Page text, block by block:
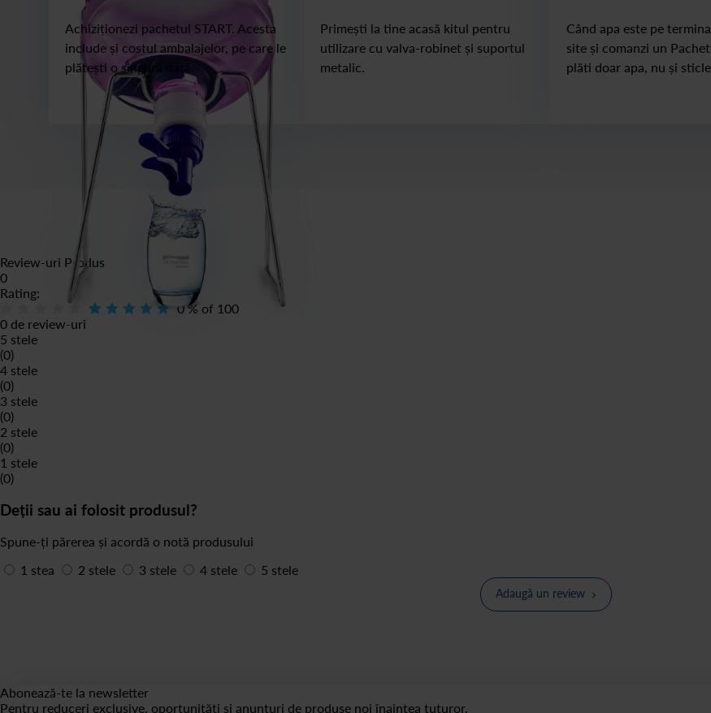
Achiziționezi pachetul START. Acesta
include și costul ambalajelor, pe care le
plătești o singură dată.
Primești la tine acasă kitul pentru
utilizare cu valva-robinet și suportul
metalic.
Când apa este pe
site și comanzi un
plăti doar apa, nu și
Review-uri Produs
0
Rating:
0% of 100
0 de review-uri
5 stele
(0)
4 stele
(0)
3 stele
(0)
2 stele
(0)
1 stele
(0)
Deții sau ai folosit produsul?
Spune-ți părerea și acordă o notă produsului
1 stea
2 stele 3 stele 4 stele 5 stele
Adaugă un review
Abonează-te la newsletter
Pentru reduceri exclusive, oportunități și anunțuri de produse noi înaintea tuturor.